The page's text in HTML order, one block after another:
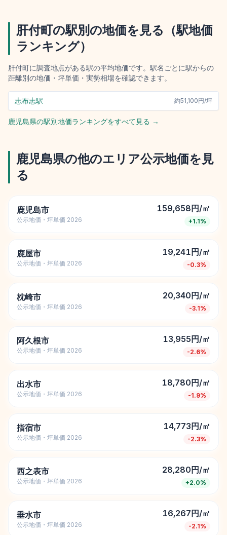
肝付町の駅別の地価を見る（駅地価
ランキング）
肝付町に調査地点がある駅の平均地価です。駅名ごとに駅からの
距離別の地価・坪単価・実勢相場を確認できます。
志布志駅 約51,100円/坪
鹿児島県の駅別地価ランキングをすべて見る →
鹿児島県の他のエリア公示地価を見
る
鹿児島市
公示地価・坪単価 2026
159,658円/㎡
+1.1%
鹿屋市
公示地価・坪単価 2026
19,241円/㎡
-0.3%
枕崎市
公示地価・坪単価 2026
20,340円/㎡
-3.1%
阿久根市
公示地価・坪単価 2026
13,955円/㎡
-2.6%
出水市
公示地価・坪単価 2026
18,780円/㎡
-1.9%
指宿市
公示地価・坪単価 2026
14,773円/㎡
-2.3%
西之表市
公示地価・坪単価 2026
28,280円/㎡
+2.0%
垂水市
公示地価・坪単価 2026
16,267円/㎡
-2.1%